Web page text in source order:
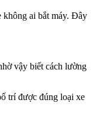
không ai bắt máy. Đây
vậy biết cách lường
trí được đúng loại xe